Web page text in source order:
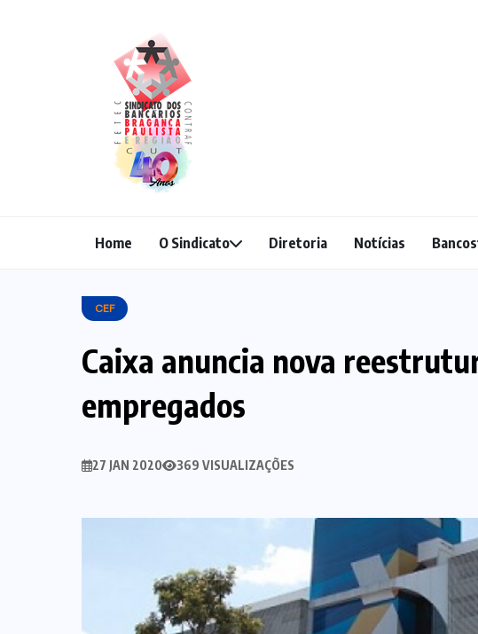
Home O Sindicato Diretoria Notícias Bancos
CEF
Caixa anuncia nova
empregados
27 JAN 2020 369 VISUALIZAÇÕES